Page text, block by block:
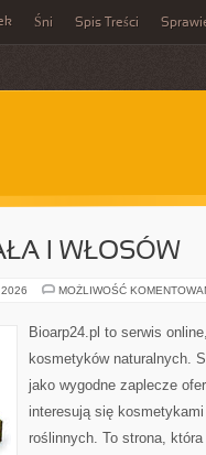
Śni Spis Treści
I WŁOSÓW
MOŻLIWOŚĆ
Bioarp24.pl to serwis
kosmetyków naturalnych.
jako wygodne zaplecze
interesują się
roślinnych. To strona,